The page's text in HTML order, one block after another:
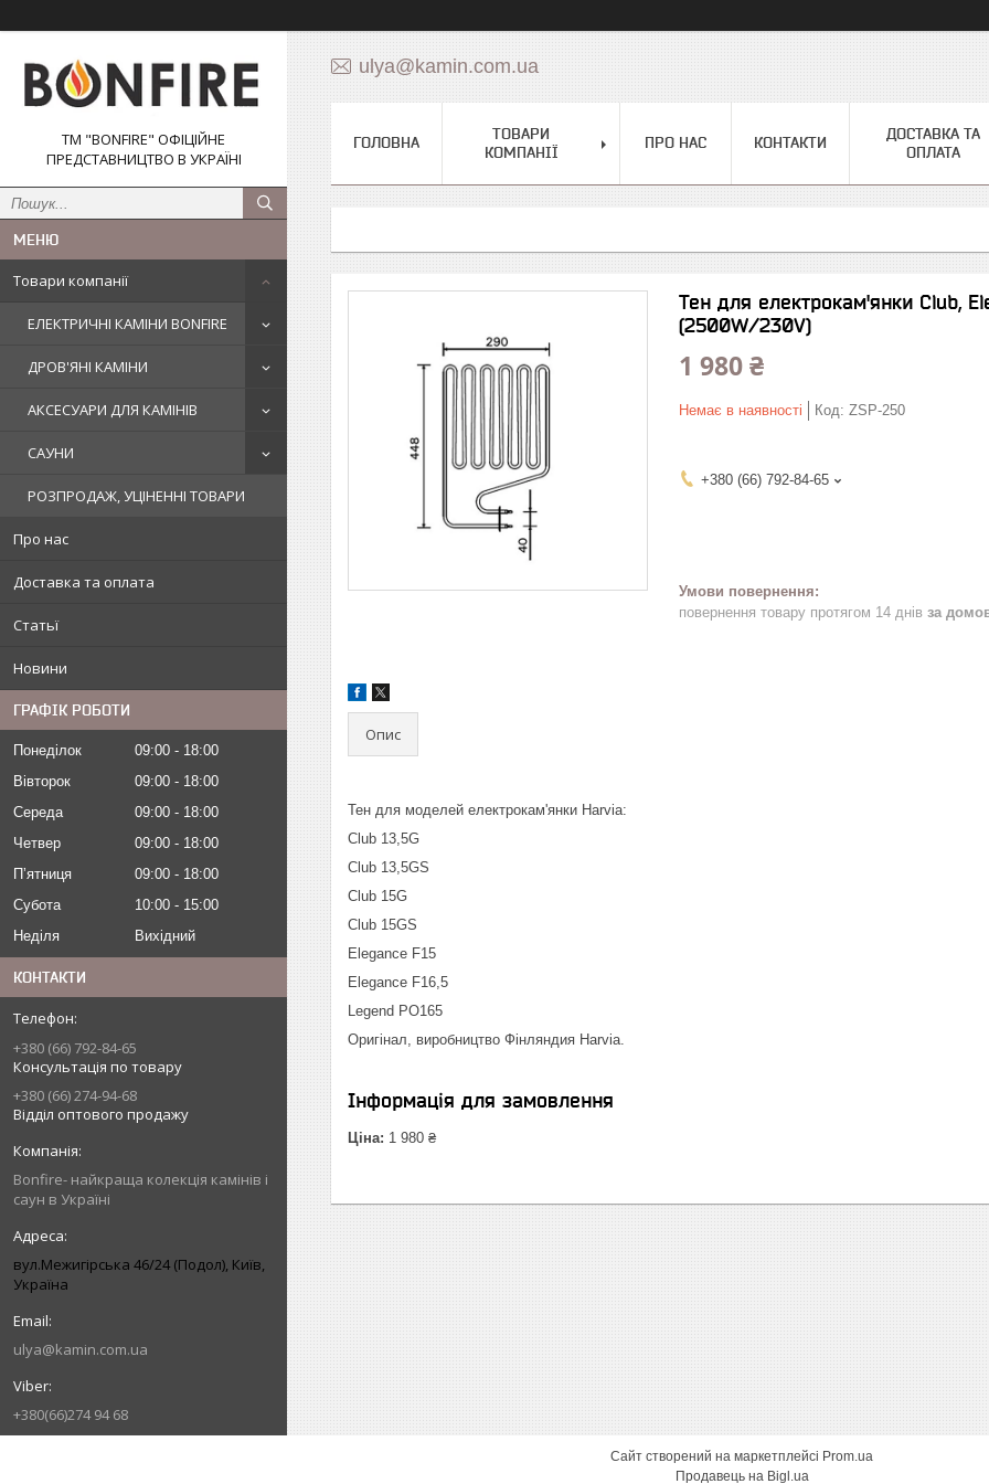
ТМ "BONFIRE" ОФІЦІЙНЕ
ПРЕДСТАВНИЦТВО В УКРАЇНІ
Товари компанії
ЕЛЕКТРИЧНІ КАМІНИ BONFIRE
ДРОВ'ЯНІ КАМІНИ
АКСЕСУАРИ ДЛЯ КАМІНІВ
САУНИ
РОЗПРОДАЖ, УЦІНЕННІ ТОВАРИ
Про нас
Доставка та оплата
Статьї
Новини
ГРАФІК РОБОТИ
Понеділок 09:00
18:00
Вівторок
09:00
18:00
Середа
09:00
18:00
Четвер
09:00
18:00
Пʼятниця
09:00
18:00
Субота
10:00
15:00
Неділя
Вихідний
КОНТАКТИ
+380 (66) 792-84-65
Консультація по товару
+380 (66) 274-94-68
Відділ оптового продажу
Bonfire- найкраща колекція камінів і
саун в Україні
вул.Межигірська 46/24 (Подол), Київ,
Україна
ulya@kamin.com.ua
+380(66)274 94 68
ulya@kamin.com.ua
ГОЛОВНА
ТОВАРИ
КОМПАНІЇ
ПРО НАС КОНТАКТИ
ДОСТАВКА ТА
ОПЛАТА
Тен для електрокам'янки Club,
(2500W/230V)
1 980 ₴
Немає в наявності Код: ZSP-250
+380 (66) 792-84-65
повернення товару протягом 14 днів за
Опис
Тен для моделей електрокам'янки Harvia:
Club 13,5G
Club 13,5GS
Club 15G
Club 15GS
Elegance F15
Elegance F16,5
Legend PO165
Оригінал, виробництво Фінляндия Harvia.
Інформація для замовлення
Ціна: 1 980 ₴
Сайт створений на маркетплейсі Prom.ua
Продавець на Bigl.ua